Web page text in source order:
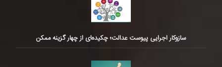
سازوکار اجرایی پیوست عدالت؛ چکیده‌ای از چهار گزینه ممکن